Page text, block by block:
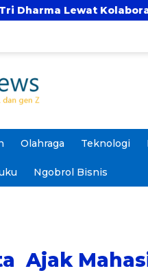
Akademik
Olahraga Teknologi
Ngobrol Bisnis
Ajak